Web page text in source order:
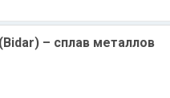
– сплав металлов